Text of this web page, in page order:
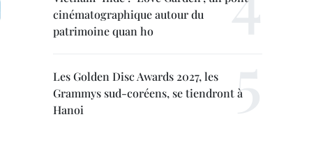
cinématographique autour du
patrimoine quan ho
Les Golden Disc Awards 2027, les
Grammys sud-coréens, se tiendront à
Hanoi